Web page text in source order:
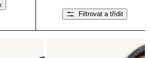
Filtrovat a třídit